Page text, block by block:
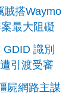
賊搭Waymo
最大阻礙
識別
引渡受審
屍網路主謀